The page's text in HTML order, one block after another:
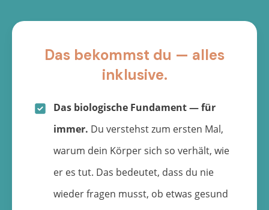
Das bekommst du — alles
inklusive.
Das biologische Fundament — für
immer. Du verstehst zum ersten Mal,
warum dein Körper sich so verhält, wie
er es tut. Das bedeutet, dass du nie
wieder fragen musst, ob etwas gesund